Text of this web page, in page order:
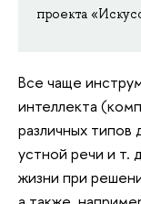
проекта
Все чаще
интеллекта
различных типов
устной речи и т.
жизни при